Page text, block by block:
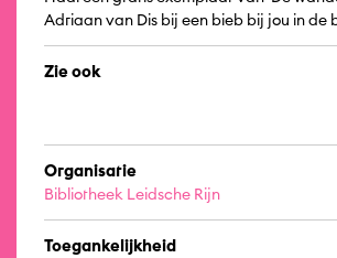
Adriaan van Dis bij een bieb bij jou in de
Zie ook
Organisatie
Bibliotheek Leidsche Rijn
Toegankelijkheid